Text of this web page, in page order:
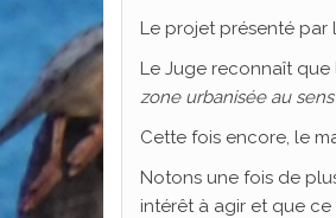
Le projet présenté par
Le Juge reconnaît que
zone urbanisée au
Cette fois encore, le
Notons une fois de
intérêt à agir et que